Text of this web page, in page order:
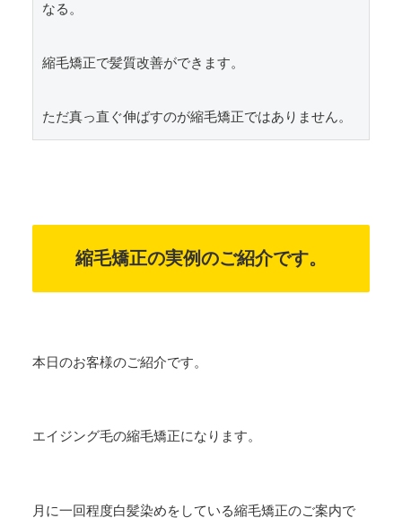
なる。
縮毛矯正で髪質改善ができます。
ただ真っ直ぐ伸ばすのが縮毛矯正ではありません。
縮毛矯正の実例のご紹介です。
本日のお客様のご紹介です。
エイジング毛の縮毛矯正になります。
月に一回程度白髪染めをしている縮毛矯正のご案内で